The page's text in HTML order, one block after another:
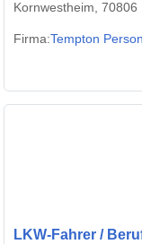
Kornwestheim, 70806
Firma:Tempton
LKW-Fahrer /